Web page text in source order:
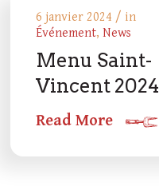
6 janvier 2024 / in
Événement, News
Menu Saint-
Vincent 2024
Read More